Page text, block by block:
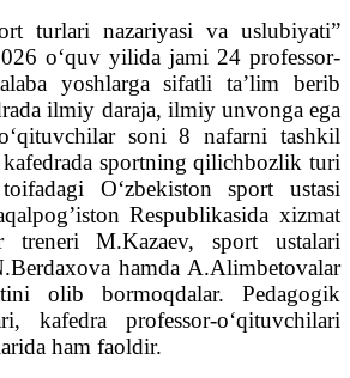
turlari nazariyasi va uslubiyati”
o‘quv yilida jami 24 professor-
yoshlarga sifatli ta’lim berib
ilmiy daraja, ilmiy unvonga ega
soni 8 nafarni tashkil
sportning qilichbozlik turi
O‘zbekiston sport ustasi
Respublikasida xizmat
treneri M.Kazaev, sport ustalari
hamda A.Alimbetovalar
olib bormoqdalar. Pedagogik
kafedra professor-o‘qituvchilari
ham faoldir.